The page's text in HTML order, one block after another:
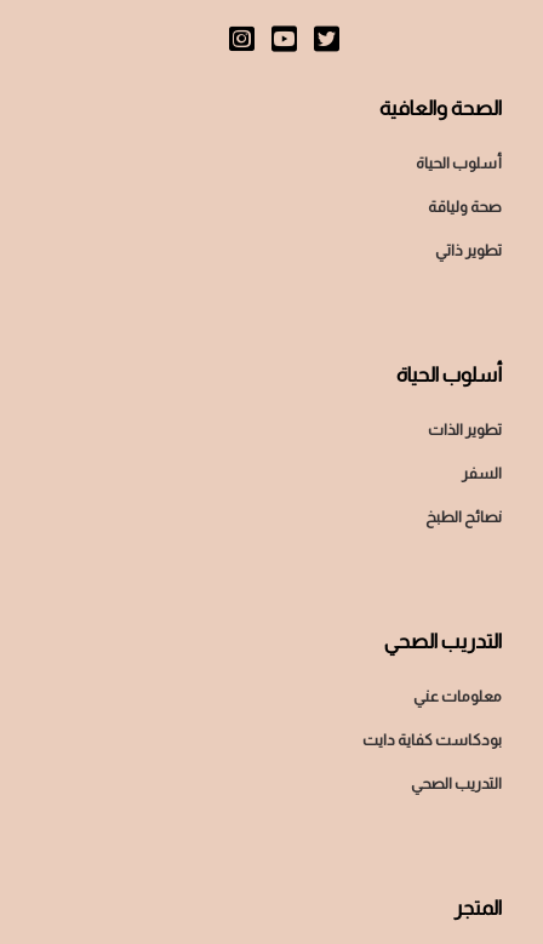
الصحة والعافية
أسلوب الحياة
صحة ولياقة
تطوير ذاتي
أسلوب الحياة
تطوير الذات
السفر
نصائح الطبخ
التدريب الصحي
معلومات عني
بودكاست كفاية دايت
التدريب الصحي
المتجر